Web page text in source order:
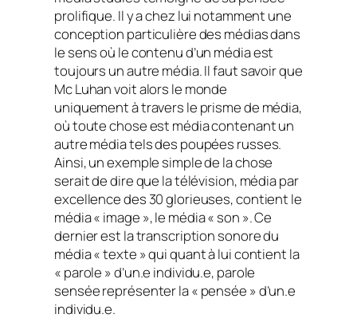
prolifique. Il y a chez lui notamment une
conception particulière des médias dans
le sens où le contenu d’un média est
toujours un autre média. Il faut savoir que
Mc Luhan voit alors le monde
uniquement à travers le prisme de média,
où toute chose est média contenant un
autre média tels des poupées russes.
Ainsi, un exemple simple de la chose
serait de dire que la télévision, média par
excellence des 30 glorieuses, contient le
média « image », le média « son ». Ce
dernier est la transcription sonore du
média « texte » qui quant à lui contient la
« parole » d’un.e individu.e, parole
sensée représenter la « pensée » d’un.e
individu.e.